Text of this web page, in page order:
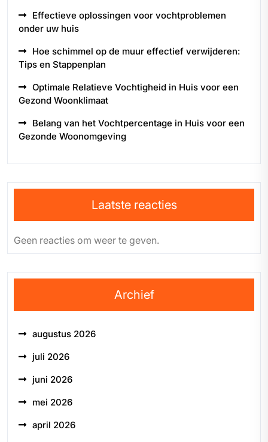
Effectieve oplossingen voor vochtproblemen
onder uw huis
Hoe schimmel op de muur effectief verwijderen:
Tips en Stappenplan
Optimale Relatieve Vochtigheid in Huis voor een
Gezond Woonklimaat
Belang van het Vochtpercentage in Huis voor een
Gezonde Woonomgeving
Laatste reacties
Geen reacties om weer te geven.
Archief
augustus 2026
juli 2026
juni 2026
mei 2026
april 2026